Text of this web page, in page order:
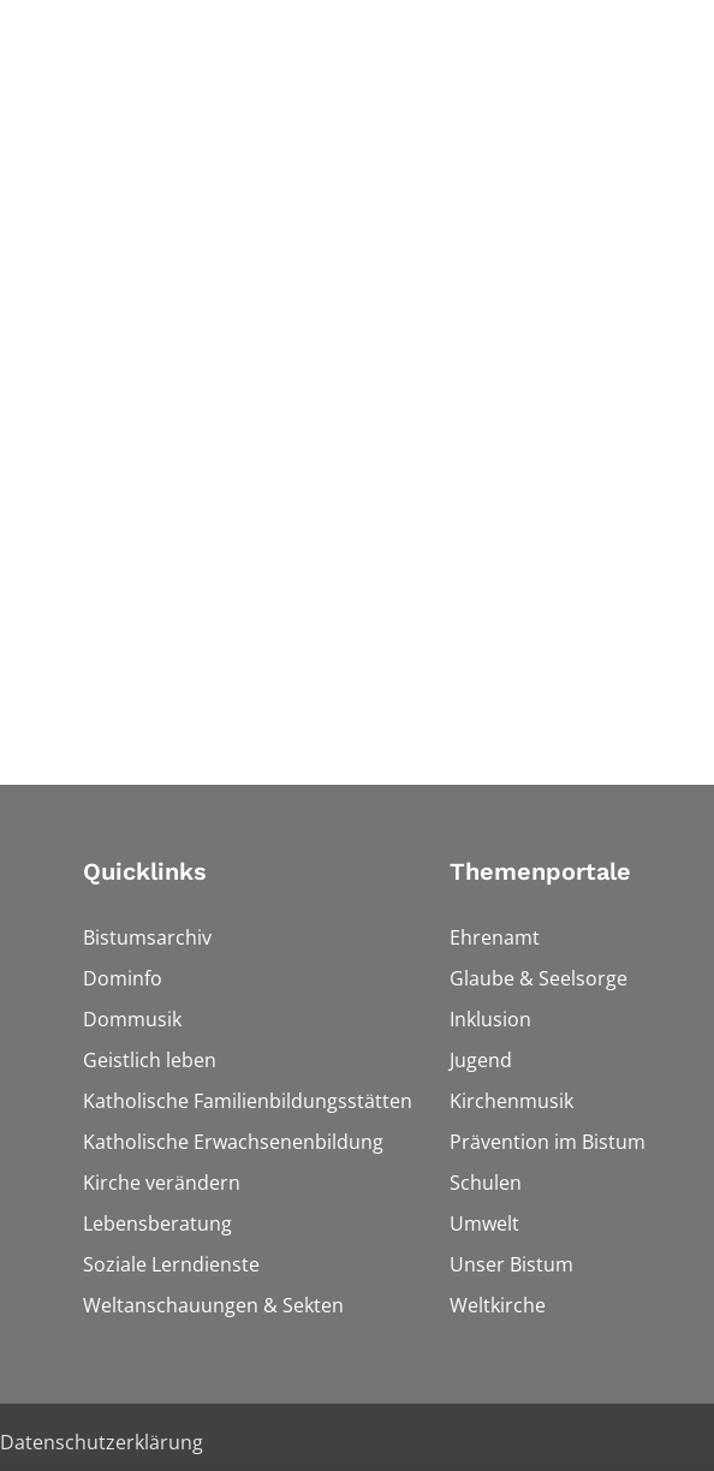
Quicklinks
Bistumsarchiv
Dominfo
Dommusik
Geistlich leben
Katholische Familienbildungsstätten
Katholische Erwachsenenbildung
Kirche verändern
Lebensberatung
Soziale Lerndienste
Weltanschauungen & Sekten
Themenportale
Ehrenamt
Glaube & Seelsorge
Inklusion
Jugend
Kirchenmusik
Prävention im Bistum
Schulen
Umwelt
Unser Bistum
Weltkirche
Datenschutzerklärung